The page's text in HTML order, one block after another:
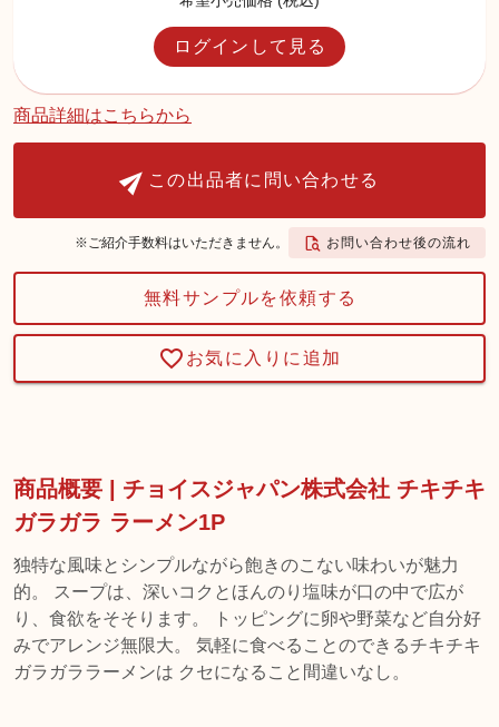
ログインして見る
商品詳細はこちらから
この出品者に問い合わせる
※ご紹介手数料はいただきません。 お問い合わせ後の流れ
無料サンプルを依頼する
お気に入りに追加
商品概要 | チョイスジャパン株式会社 チキチキ
ガラガラ ラーメン1P
独特な風味とシンプルながら飽きのこない味わいが魅力
的。 スープは、深いコクとほんのり塩味が口の中で広が
り、食欲をそそります。 トッピングに卵や野菜など自分好
みでアレンジ無限大。 気軽に食べることのできるチキチキ
ガラガララーメンは クセになること間違いなし。